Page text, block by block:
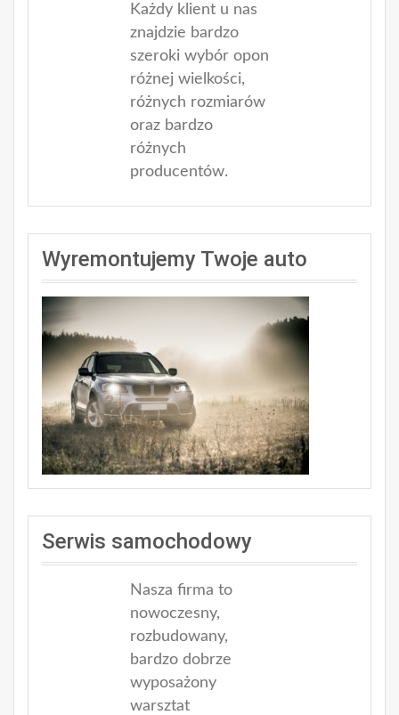
Każdy klient u nas
znajdzie bardzo
szeroki wybór opon
różnej wielkości,
różnych rozmiarów
oraz bardzo
różnych
producentów.
Wyremontujemy Twoje auto
Serwis samochodowy
Nasza firma to
nowoczesny,
rozbudowany,
bardzo dobrze
wyposażony
warsztat